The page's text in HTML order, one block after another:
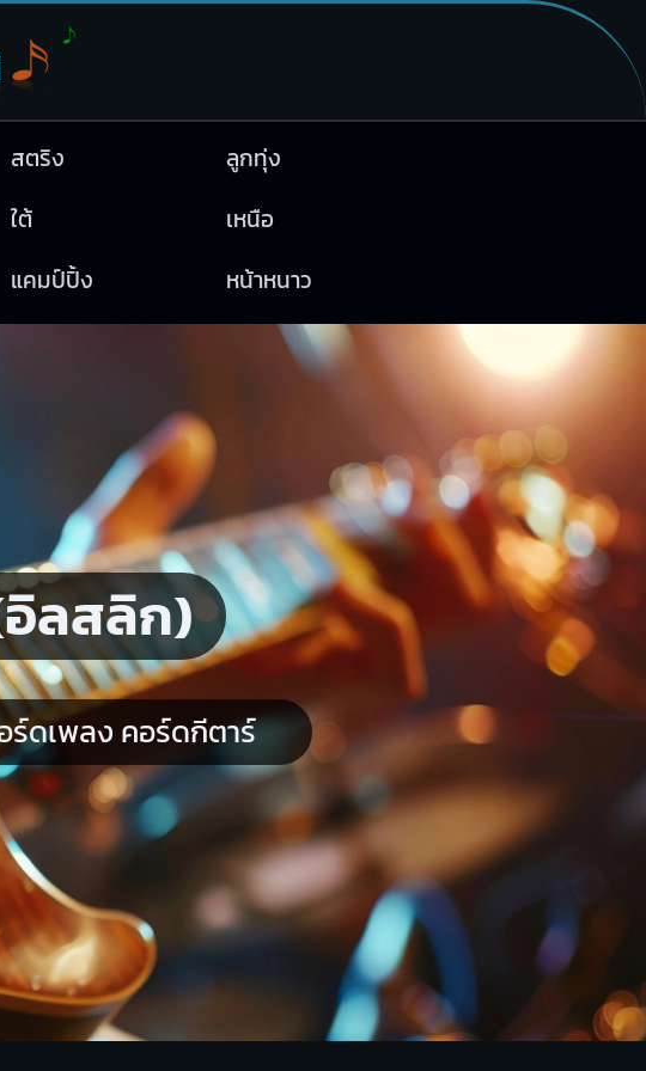
สตริง
ลูกทุ่ง
ใต้
เหนือ
แคมป์ปิ้ง หน้าหนาว
อิลสลิก)
ร์ดเพลง คอร์ดกีตาร์